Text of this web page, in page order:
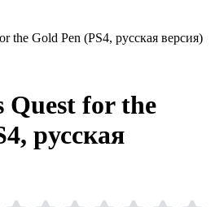
the Gold Pen (PS4, русская версия)
Quest for the
русская